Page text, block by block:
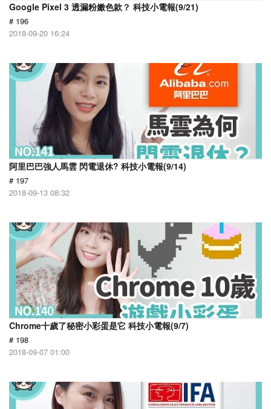
Google Pixel 3 透漏粉嫩色款？ 科技小電報(9/21)
# 196
2018-09-20 16:24
阿里巴巴強人馬雲 閃電退休? 科技小電報(9/14)
# 197
2018-09-13 08:32
Chrome十歲了秘密小彩蛋是它 科技小電報(9/7)
# 198
2018-09-07 01:00